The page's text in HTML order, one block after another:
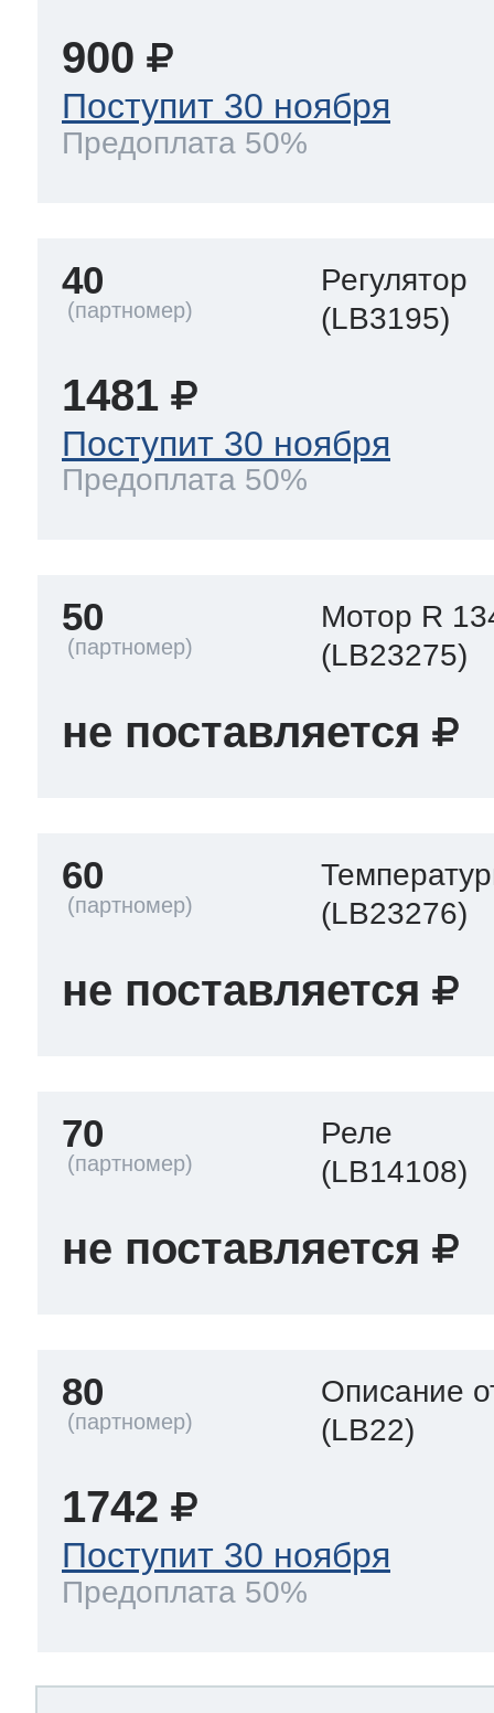
900
Поступит 30 ноября
Предоплата 50%
40
Регулятор
(LB3195)
1481
Поступит 30 ноября
Предоплата 50%
50
Мотор R
(LB23275)
не поставляется
60
(LB23276)
не поставляется
70
Реле
(LB14108)
не поставляется
80
Описание
(LB22)
1742
Поступит 30 ноября
Предоплата 50%